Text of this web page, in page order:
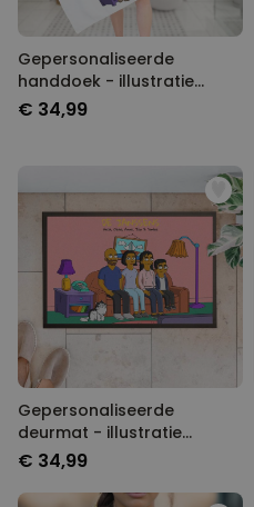
Gepersonaliseerde
handdoek - illustratie
cartoon familie
€ 34,99
Gepersonaliseerde
deurmat - illustratie
cartoon familie
€ 34,99